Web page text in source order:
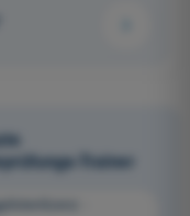
Trainer
-